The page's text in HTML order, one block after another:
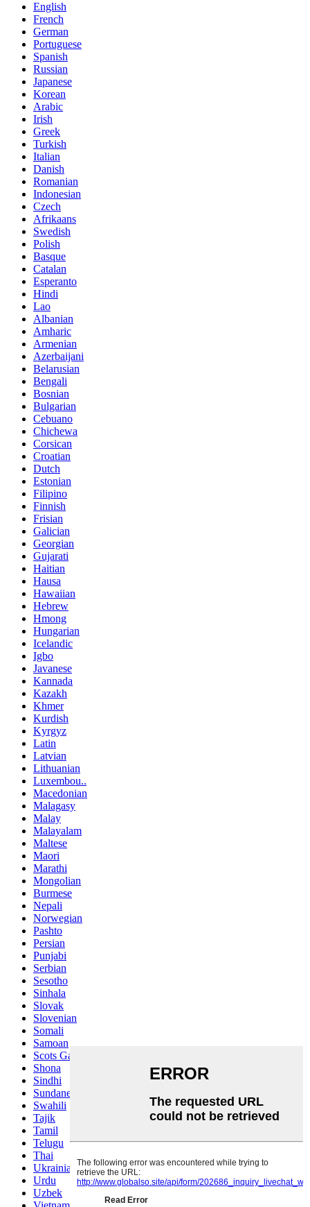
English
French
German
Portuguese
Spanish
Russian
Japanese
Korean
Arabic
Irish
Greek
Turkish
Italian
Danish
Romanian
Indonesian
Czech
Afrikaans
Swedish
Polish
Basque
Catalan
Esperanto
Hindi
Lao
Albanian
Amharic
Armenian
Azerbaijani
Belarusian
Bengali
Bosnian
Bulgarian
Cebuano
Chichewa
Corsican
Croatian
Dutch
Estonian
Filipino
Finnish
Frisian
Galician
Georgian
Gujarati
Haitian
Hausa
Hawaiian
Hebrew
Hmong
Hungarian
Icelandic
Igbo
Javanese
Kannada
Kazakh
Khmer
Kurdish
Kyrgyz
Latin
Latvian
Lithuanian
Luxembou..
Macedonian
Malagasy
Malay
Malayalam
Maltese
Maori
Marathi
Mongolian
Burmese
Nepali
Norwegian
Pashto
Persian
Punjabi
Serbian
Sesotho
Sinhala
Slovak
Slovenian
Somali
Samoan
Scots Gaelic
Shona
Sindhi
Sundanese
Swahili
Tajik
Tamil
Telugu
Thai
Ukrainian
Urdu
Uzbek